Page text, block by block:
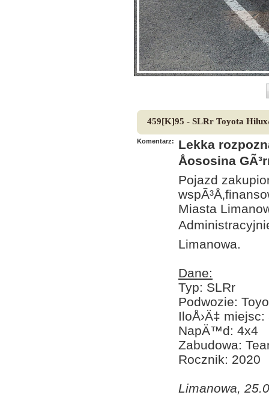
459[K]95 - SLRr Toyota Hilux/
Komentarz:
Lekka
Åososina
Pojazd
Miasta
Limanowa.
Dane:
Typ: SLRr
Podwozie:
IloÅ›Ä‡
NapÄ™d: 4x4
Zabudowa:
Rocznik: 2020
Limanowa,